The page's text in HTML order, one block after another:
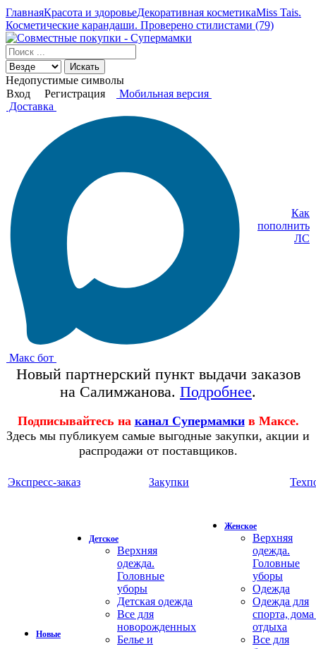
ГлавнаяКрасота и здоровьеДекоративная косметикаMiss Tais.
Косметические карандаши. Проверено стилистами (79)
Искать
Недопустимые символы
Вход
Регистрация
Мобильная версия
Доставка
Макс бот
Как
пополнить
ЛС
Новый партнерский пункт выдачи заказов
на Салимжанова. Подробнее.
Подписывайтесь на канал Супермамки в Максе.
Здесь мы публикуем самые выгодные закупки, акции и
распродажи от поставщиков.
Экспресс-заказ Закупки
Новые
Детское
Верхняя
одежда.
Головные
уборы
Детская одежда
Все для
новорожденных
Белье и
Женское
Верхняя
одежда.
Головные
уборы
Одежда
Одежда для
спорта,
отдыха
Все для